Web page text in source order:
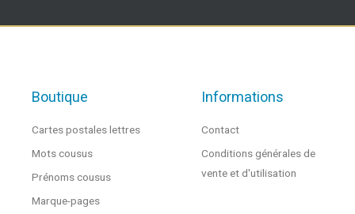
Boutique
Cartes postales lettres
Mots cousus
Prénoms cousus
Marque-pages
Informations
Contact
Conditions générales de
vente et d'utilisation